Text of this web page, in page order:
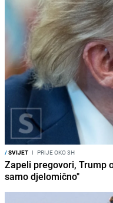
/SVIJET I PRIJE OKO 3H
Zapeli pregovori, Trump
samo djelomično"